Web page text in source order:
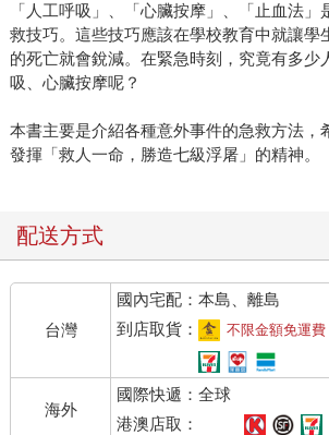
「人工呼吸」、「心臟按摩」、「止血法」
救技巧。這些技巧應該在學校教育中就讓學
的死亡就會銳減。在緊急時刻，究竟有多少
吸、心臟按摩呢？
本書主要是介紹各種意外事件的急救方法，
發揮「救人一命，勝造七級浮屠」的精神。
配送方式
台灣
國內宅配：本島、離島
到店取貨：
不限金額免運費
海外
國際快遞：全球
港澳店取：